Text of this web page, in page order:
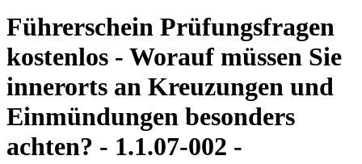
Führerschein Prüfungsfragen
kostenlos - Worauf müssen Sie
innerorts an Kreuzungen und
Einmündungen besonders
achten? - 1.1.07-002 -